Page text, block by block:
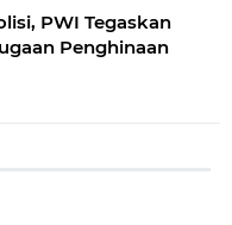
PWI Tegaskan
Penghinaan